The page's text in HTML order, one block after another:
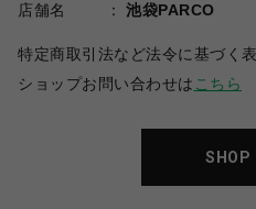
店舗名
池袋PARCO
特定商取引法など法令に基づく
ショップお問い合わせは こちら
SHOP